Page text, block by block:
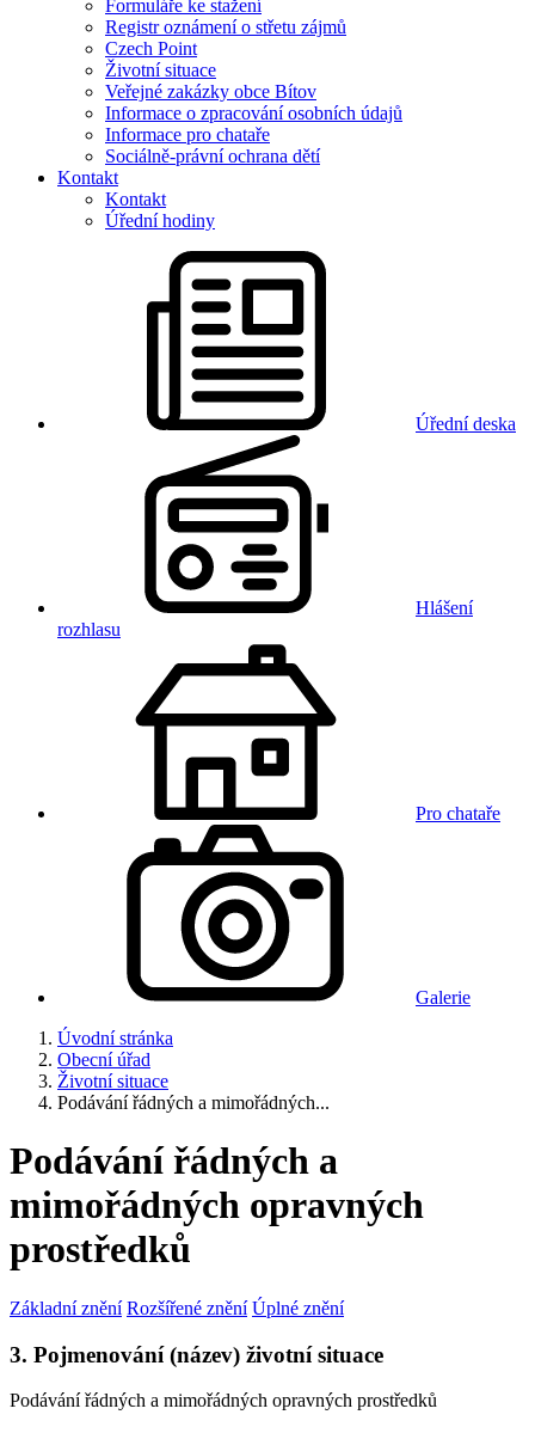
Formuláře ke stažení
Registr oznámení o střetu zájmů
Czech Point
Životní situace
Veřejné zakázky obce Bítov
Informace o zpracování osobních údajů
Informace pro chataře
Sociálně-právní ochrana dětí
Kontakt
Kontakt
Úřední hodiny
Úřední deska
Hlášení
rozhlasu
Pro chataře
Galerie
Úvodní stránka
Obecní úřad
Životní situace
Podávání řádných a mimořádných...
Podávání řádných a
mimořádných opravných
prostředků
Základní znění Rozšířené znění Úplné znění
3. Pojmenování (název) životní situace
Podávání řádných a mimořádných opravných prostředků